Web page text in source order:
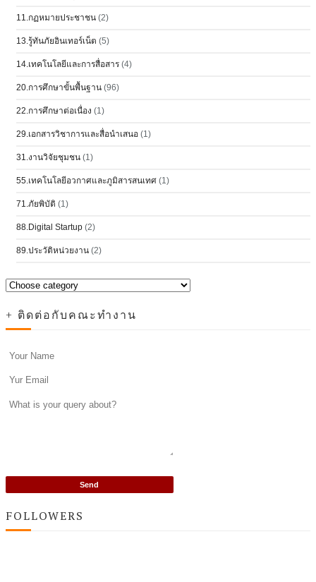
11.กฏหมายประชาชน (2)
13.รู้ทันภัยอินเทอร์เน็ต (5)
14.เทคโนโลยีและการสื่อสาร (4)
20.การศึกษาขั้นพื้นฐาน (96)
22.การศึกษาต่อเนื่อง (1)
29.เอกสารวิชาการและสื่อนำเสนอ (1)
31.งานวิจัยชุมชน (1)
55.เทคโนโลยีอวกาศและภูมิสารสนเทศ (1)
71.ภัยพิบัติ (1)
88.Digital Startup (2)
89.ประวัติหน่วยงาน (2)
+ ติดต่อกับคณะทำงาน
FOLLOWERS